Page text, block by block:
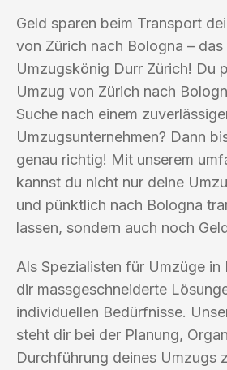
Geld sparen beim Transport
von Zürich nach Bologna –
Umzugskönig Durr Zürich! Du
Umzug von Zürich nach
Suche nach einem
Umzugsunternehmen? Dann
genau richtig! Mit unserem
kannst du nicht nur deine
und pünktlich nach Bologna
lassen, sondern auch noch
Als Spezialisten für Umzüge in
dir massgeschneiderte
individuellen Bedürfnisse.
steht dir bei der Planung,
Durchführung deines Umzugs